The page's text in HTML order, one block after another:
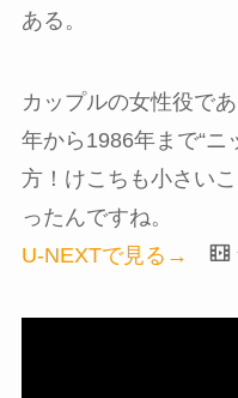
ある。
カップルの女性役で
年から1986年まで“ニ
方！けこちも小さい
ったんですね。
U-NEXTで見る→